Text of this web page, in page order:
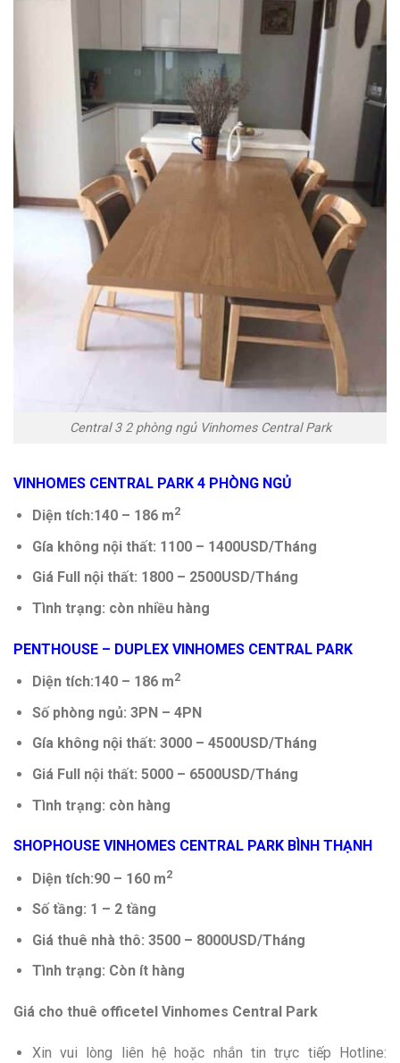
Central 3 2 phòng ngủ Vinhomes Central Park
VINHOMES CENTRAL PARK 4 PHÒNG NGỦ
Diện tích:140 – 186 m2
Gía không nội thất: 1100 – 1400USD/Tháng
Giá Full nội thất: 1800 – 2500USD/Tháng
Tình trạng: còn nhiều hàng
PENTHOUSE – DUPLEX VINHOMES CENTRAL PARK
Diện tích:140 – 186 m2
Số phòng ngủ: 3PN – 4PN
Gía không nội thất: 3000 – 4500USD/Tháng
Giá Full nội thất: 5000 – 6500USD/Tháng
Tình trạng: còn hàng
SHOPHOUSE VINHOMES CENTRAL PARK BÌNH THẠNH
Diện tích:90 – 160 m2
Số tầng: 1 – 2 tầng
Giá thuê nhà thô: 3500 – 8000USD/Tháng
Tình trạng: Còn ít hàng
Giá cho thuê officetel Vinhomes Central Park
Xin vui lòng liên hệ hoặc nhắn tin trực tiếp Hotline: